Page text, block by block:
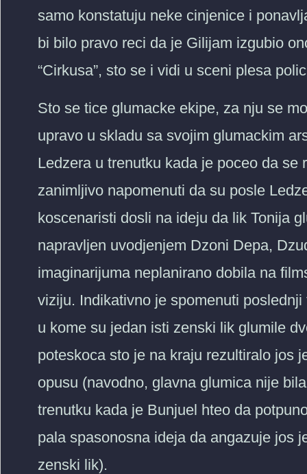
samo konstatuju neke cinjenice i
bi bilo pravo reci da je Gilijam izgubio
“Cirkusa”, sto se i vidi u sceni plesa
Sto se tice glumacke ekipe, za nju se
upravo u skladu sa svojim glumackim
Ledzera u trenutku kada je poceo da
zanimljivo napomenuti da su posle
koscenaristi dosli na ideju da lik Tonija
napravljen uvodjenjem Dzoni Depa,
imaginarijuma neplanirano dobila na
viziju. Indikativno je spomenuti
u kome su jedan isti zenski lik glumile
poteskoca sto je na kraju rezultiralo jos
opusu (navodno, glavna glumica nije
trenutku kada je Bunjuel hteo da
pala spasonosna ideja da angazuje jos
zenski lik).